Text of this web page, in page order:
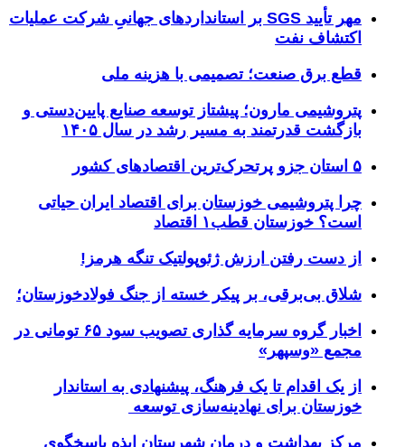
مهر تأیید SGS بر استانداردهای جهانیِ شرکت عملیات
اکتشاف نفت
قطع برق صنعت؛ تصمیمی با هزینه ملی
پتروشیمی مارون؛ پیشتاز توسعه صنایع پایین‌دستی و
بازگشت قدرتمند به مسیر رشد در سال ۱۴۰۵
چرا پتروشیمی خوزستان برای اقتصاد ایران حیاتی
است؟ خوزستان قطب۱ اقتصاد
از دست رفتن ارزش ژئوپولتیک تنگه هرمز!
شلاق‌ بی‌برقی، بر پیکر خسته‌ از جنگ فولادخوزستان؛
اخبار گروه سرمایه گذاری تصویب سود ۶۵ تومانی در
مجمع «وسپهر»
از یک اقدام تا یک فرهنگ، پیشنهادی به استاندار
خوزستان برای نهادینه‌سازی توسعه
مرکز بهداشت و درمان شهرستان ایذه پاسخگوی